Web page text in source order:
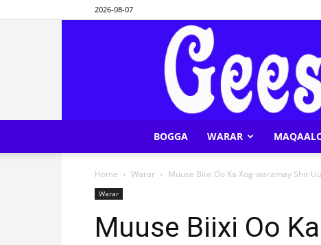
2026-08-07
BOGGA WARAR
Home Warar Muuse Biixi Oo Ka Xog-waramay Shir
Warar
Muuse Biixi Oo